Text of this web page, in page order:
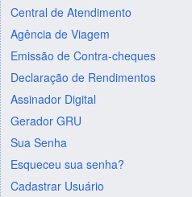
Central de Atendimento
Agência de Viagem
Emissão de Contra-cheques
Declaração de Rendimentos
Assinador Digital
Gerador GRU
Sua Senha
Esqueceu sua senha?
Cadastrar Usuário